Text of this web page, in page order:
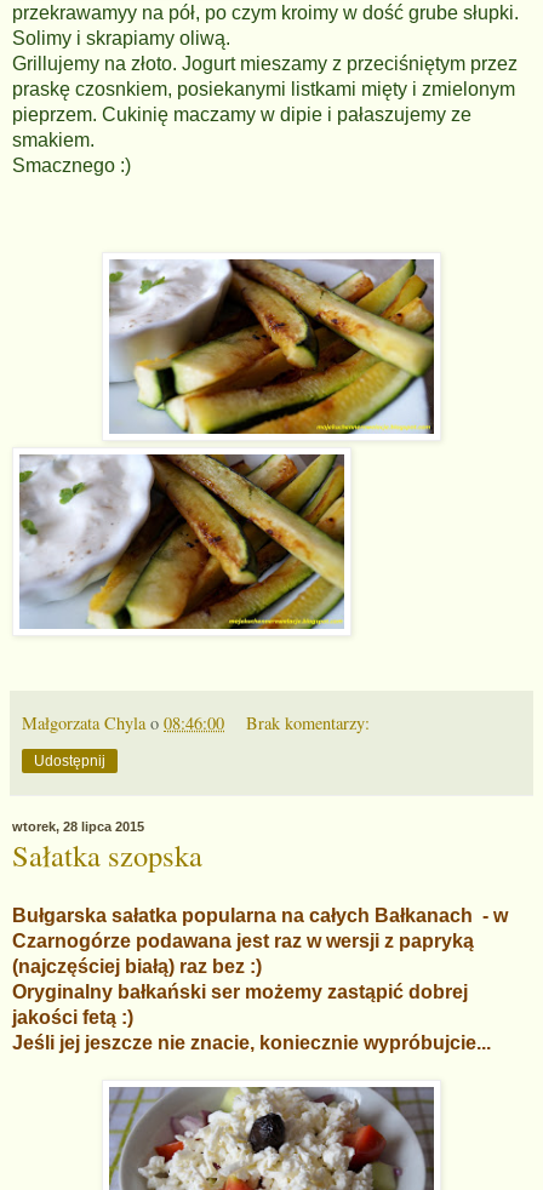
przekrawamyy na pół, po czym kroimy w dość grube słupki.
Solimy i skrapiamy oliwą.
Grillujemy na złoto. Jogurt mieszamy z przeciśniętym przez
praskę czosnkiem, posiekanymi listkami mięty i zmielonym
pieprzem. Cukinię maczamy w dipie i pałaszujemy ze
smakiem.
Smacznego :)
Małgorzata Chyla o 08:46:00 Brak komentarzy:
Udostępnij
wtorek, 28 lipca 2015
Sałatka szopska
Bułgarska sałatka popularna na całych Bałkanach - w
Czarnogórze podawana jest raz w wersji z papryką
(najczęściej białą) raz bez :)
Oryginalny bałkański ser możemy zastąpić dobrej
jakości fetą :)
Jeśli jej jeszcze nie znacie, koniecznie wypróbujcie...